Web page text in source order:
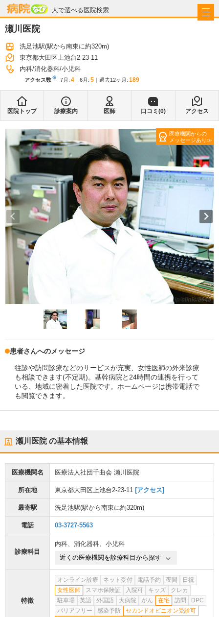
人で選べる医院検索
病院なび
瀬川医院
洗足池駅(駅から南東に約320m)
東京都大田区上池台2-23-11
内科 消化器科 小児科
アクセス数※ 7月 : 4 6月 : 5 過去12ヶ月: 189
医院トップ 診療案内 医師 口コミ(0) アクセス
医療機関からの
メッセージあり
患者さんへのメッセージ
往診や訪問診療などのサービスが充実、女性医師の外来診療
も相談できます(不定期)。基幹病院と24時間の連携を行って
いる、地域に密着した医院です。ホームページは携帯電話で
も閲覧できます。
瀬川医院の基本情報
医療機関名 医療法人社団千曲会 瀬川医院
所在地 東京都大田区上池台2-23-11 [アクセス]
最寄駅 洗足池駅(駅から南東に約320m)
電話 03-3727-5563
診療科目
内科、 消化器科、 小児科
近くの医療機関を診療科目から探す
特徴
オンライン診療 ネット受付 電話予約 夜間
日祝
女性医師
スマホ保険証 入院可 キッズ
クレカ
駐車場
英語 外国語 大病院 がん 在宅 訪問
DPC
バリアフリー
感染予防
セカンドオピニオン受診可